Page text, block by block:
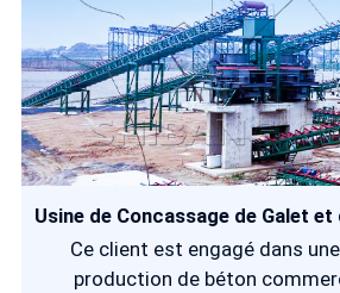
Ce client est engagé dans
production de béton